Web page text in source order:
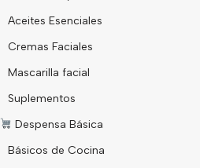
Aceites Esenciales
Cremas Faciales
Mascarilla facial
Suplementos
Despensa Básica
Básicos de Cocina